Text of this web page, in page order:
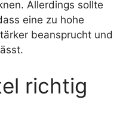
Allerdings sollte
eine zu hohe
beansprucht und
richtig